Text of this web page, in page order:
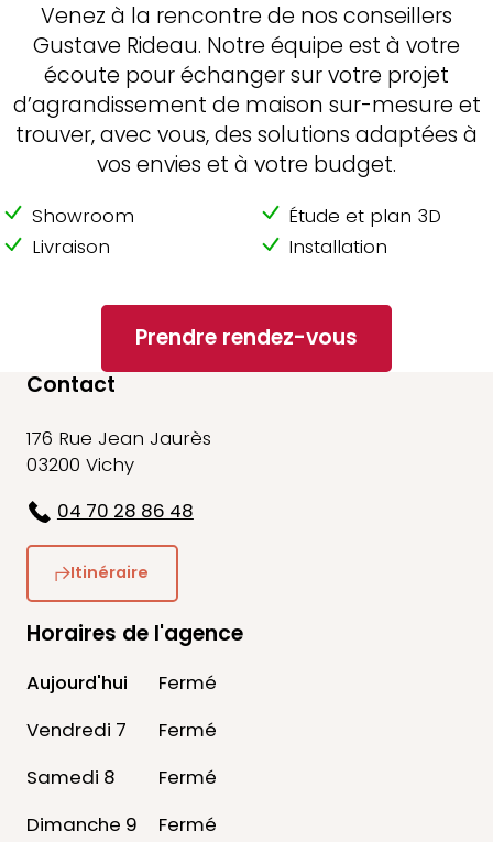
Venez à la rencontre de nos conseillers
Gustave Rideau. Notre équipe est à votre
écoute pour échanger sur votre projet
d’agrandissement de maison sur-mesure et
trouver, avec vous, des solutions adaptées à
vos envies et à votre budget.
Showroom
Étude et plan 3D
Livraison
Installation
Prendre rendez-vous
Contact
176 Rue Jean Jaurès
03200 Vichy
04 70 28 86 48
Itinéraire
Horaires de l'agence
Aujourd'hui
Fermé
Vendredi 7
Fermé
Samedi 8
Fermé
Dimanche 9
Fermé